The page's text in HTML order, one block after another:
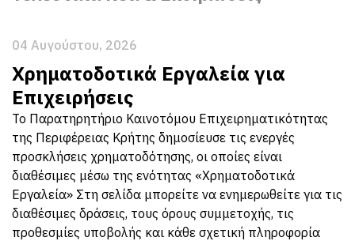
04 Αυγούστου, 2026
Χρηματοδοτικά Εργαλεία για
Επιχειρήσεις
Το Παρατηρητήριο Καινοτόμου Επιχειρηματικότητας
της Περιφέρειας Κρήτης δημοσίευσε τις ενεργές
προσκλήσεις χρηματοδότησης, οι οποίες είναι
διαθέσιμες μέσω της ενότητας «Χρηματοδοτικά
Εργαλεία» Στη σελίδα μπορείτε να ενημερωθείτε για τις
διαθέσιμες δράσεις, τους όρους συμμετοχής, τις
προθεσμίες υποβολής και κάθε σχετική πληροφορία